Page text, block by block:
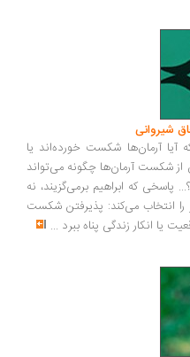
شکست خورده‌اند یا
آرمان‌ها چگونه می‌تواند
ابراهیم برمی‌گزیند، نه
می‌کند: پذیرفتن شکست
زندگی پناه ببرد...